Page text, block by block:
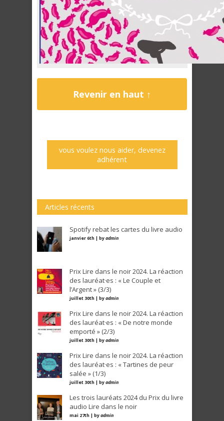
Revenir en haut ↑
vous voulez nous aider, devenez
adhérent
Articles récents
Spotify rebat les cartes du livre audio
janvier 6th | byadmin
Prix Lire dans le noir 2024. La réaction
des lauréat·es : « Le Couple et
l’Argent » (3/3)
juillet 30th | byadmin
Prix Lire dans le noir 2024. La réaction
des lauréat·es : « De notre monde
emporté » (2/3)
juillet 30th | byadmin
Prix Lire dans le noir 2024. La réaction
des lauréat·es : « Tartines de peur
salée » (1/3)
juillet 30th | byadmin
Les trois lauréats 2024 du Prix du livre
audio Lire dans le noir
mai 27th | byadmin